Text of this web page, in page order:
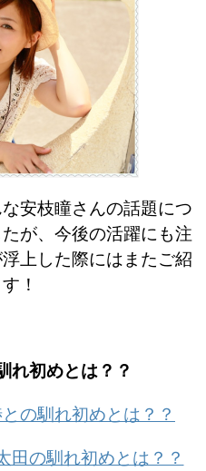
安枝瞳さんの話題につ
が、今後の活躍にも注
上した際にはまたご紹
！
れ初めとは？？
の馴れ初めとは？？
田の馴れ初めとは？？